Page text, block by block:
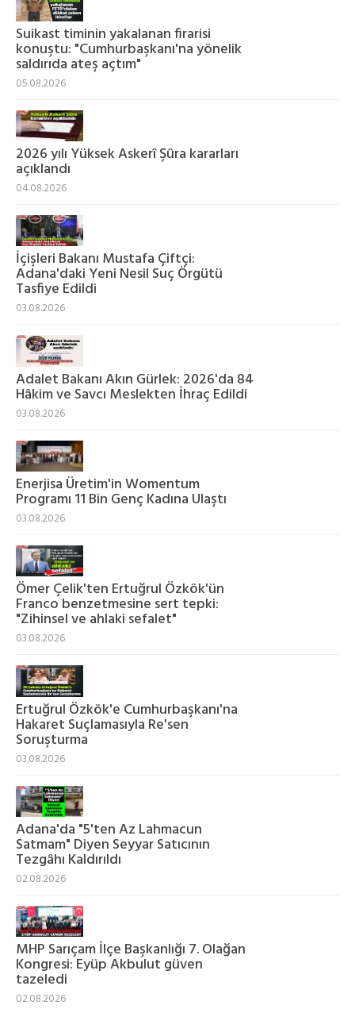
Suikast timinin yakalanan firarisi
konuştu: "Cumhurbaşkanı'na yönelik
saldırıda ateş açtım"
05.08.2026
2026 yılı Yüksek Askerî Şûra kararları
açıklandı
04.08.2026
İçişleri Bakanı Mustafa Çiftçi:
Adana'daki Yeni Nesil Suç Örgütü
Tasfiye Edildi
03.08.2026
Adalet Bakanı Akın Gürlek: 2026'da 84
Hâkim ve Savcı Meslekten İhraç Edildi
03.08.2026
Enerjisa Üretim'in Womentum
Programı 11 Bin Genç Kadına Ulaştı
03.08.2026
Ömer Çelik'ten Ertuğrul Özkök'ün
Franco benzetmesine sert tepki:
"Zihinsel ve ahlaki sefalet"
03.08.2026
Ertuğrul Özkök'e Cumhurbaşkanı'na
Hakaret Suçlamasıyla Re'sen
Soruşturma
03.08.2026
Adana'da "5'ten Az Lahmacun
Satmam" Diyen Seyyar Satıcının
Tezgâhı Kaldırıldı
02.08.2026
MHP Sarıçam İlçe Başkanlığı 7. Olağan
Kongresi: Eyüp Akbulut güven
tazeledi
02.08.2026